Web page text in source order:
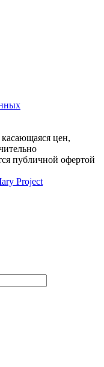
цен,
публичной офертой
Project